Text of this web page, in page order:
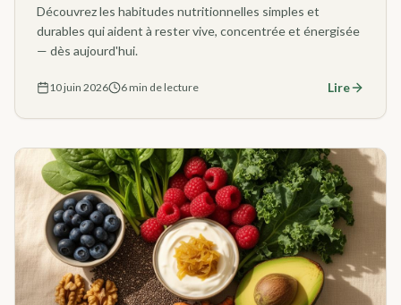
Découvrez les habitudes nutritionnelles simples et
durables qui aident à rester vive, concentrée et énergisée
— dès aujourd'hui.
10 juin 2026 6 min de lecture Lire